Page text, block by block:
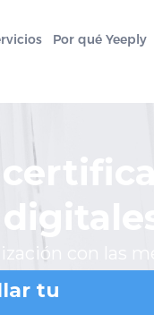
Por qué Yeeply
con las
tu